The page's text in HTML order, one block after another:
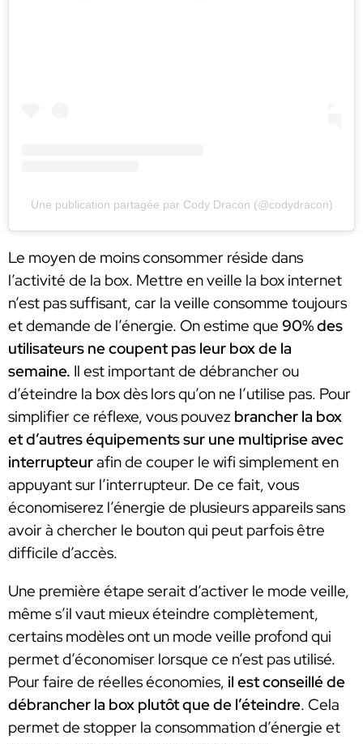
Une publication partagée par Cody Dracon (@codydracon)
Le moyen de moins consommer réside dans
l’activité de la box. Mettre en veille la box internet
n’est pas suffisant, car la veille consomme toujours
et demande de l’énergie. On estime que 90% des
utilisateurs ne coupent pas leur box de la
semaine. Il est important de débrancher ou
d’éteindre la box dès lors qu’on ne l’utilise pas. Pour
simplifier ce réflexe, vous pouvez brancher la box
et d’autres équipements sur une multiprise avec
interrupteurafin de couper le wifi simplement en
appuyant sur l’interrupteur. De ce fait, vous
économiserez l’énergie de plusieurs appareils sans
avoir à chercher le bouton qui peut parfois être
difficile d’accès.
Une première étape serait d’activer le mode veille,
même s’il vaut mieux éteindre complètement,
certains modèles ont un mode veille profond qui
permet d’économiser lorsque ce n’est pas utilisé.
Pour faire de réelles économies, il est conseillé de
débrancher la box plutôt que de l’éteindre. Cela
permet de stopper la consommation d’énergie et